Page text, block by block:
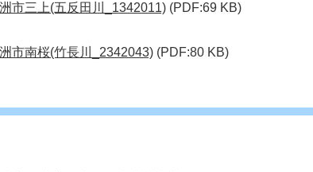
市三上(五反田川_1342011) (PDF:69 KB)
市南桜(竹長川_2342043) (PDF:80 KB)